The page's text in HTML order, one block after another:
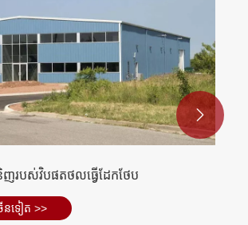
ញរបស់វិបផតថលធ្វើដែកថែប
ន​ទៀត >>
